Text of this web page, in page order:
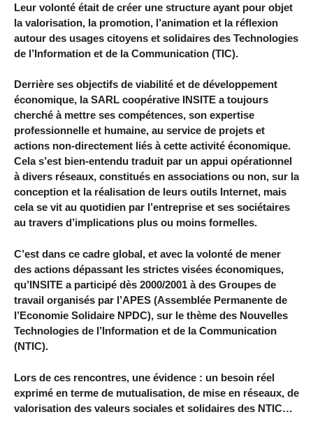
Leur volonté était de créer une structure ayant pour objet
la valorisation, la promotion, l’animation et la réflexion
autour des usages citoyens et solidaires des Technologies
de l’Information et de la Communication (TIC).
Derrière ses objectifs de viabilité et de développement
économique, la SARL coopérative INSITE a toujours
cherché à mettre ses compétences, son expertise
professionnelle et humaine, au service de projets et
actions non-directement liés à cette activité économique.
Cela s’est bien-entendu traduit par un appui opérationnel
à divers réseaux, constitués en associations ou non, sur la
conception et la réalisation de leurs outils Internet, mais
cela se vit au quotidien par l’entreprise et ses sociétaires
au travers d’implications plus ou moins formelles.
C’est dans ce cadre global, et avec la volonté de mener
des actions dépassant les strictes visées économiques,
qu’INSITE a participé dès 2000/2001 à des Groupes de
travail organisés par l’APES (Assemblée Permanente de
l’Economie Solidaire NPDC), sur le thème des Nouvelles
Technologies de l’Information et de la Communication
(NTIC).
Lors de ces rencontres, une évidence : un besoin réel
exprimé en terme de mutualisation, de mise en réseaux, de
valorisation des valeurs sociales et solidaires des NTIC…